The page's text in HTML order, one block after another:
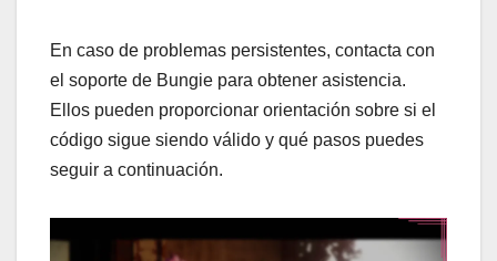
En caso de problemas persistentes, contacta con
el soporte de Bungie para obtener asistencia.
Ellos pueden proporcionar orientación sobre si el
código sigue siendo válido y qué pasos puedes
seguir a continuación.